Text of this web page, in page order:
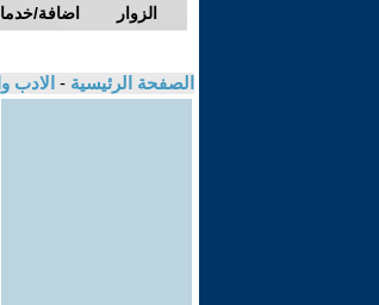
اضافة/ الزوار
الصفحة الرئيسية - الادب